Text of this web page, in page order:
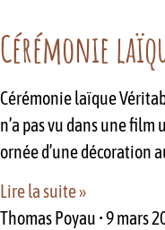
Cérémonie
Cérémonie laïque
n’a pas vu dans une
ornée d’une décoration
Lire la suite »
Thomas Poyau 9 mars